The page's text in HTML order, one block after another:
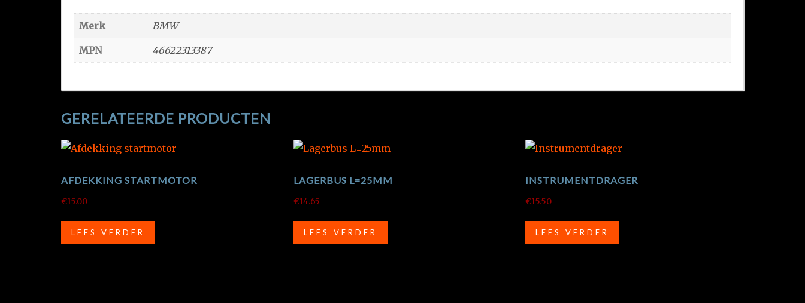
Merk BMW
MPN 46622313387
GERELATEERDE PRODUCTEN
AFDEKKING STARTMOTOR
€15.00
LEES VERDER
LAGERBUS L=25MM
€14.65
LEES VERDER
INSTRUMENTDRAGER
€15.50
LEES VERDER